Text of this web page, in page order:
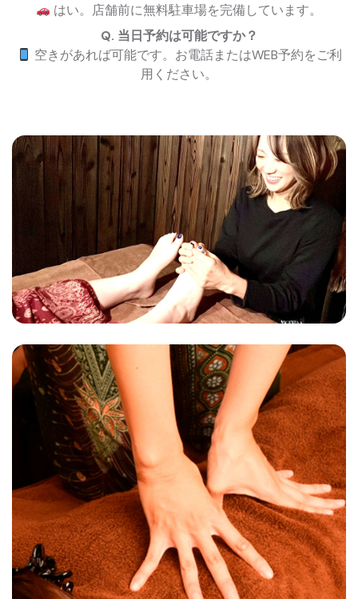
はい。店舗前に無料駐車場を完備しています。
Q. 当日予約は可能ですか？
空きがあれば可能です。お電話またはWEB予約をご利
用ください。